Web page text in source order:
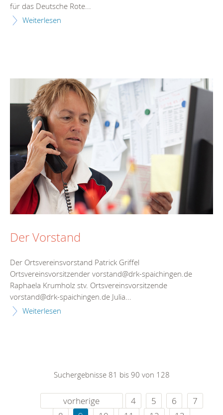
für das Deutsche Rote...
Weiterlesen
Der Vorstand
Der Ortsvereinsvorstand Patrick Griffel
Ortsvereinsvorsitzender vorstand@drk-spaichingen.de
Raphaela Krumholz stv. Ortsvereinsvorsitzende
vorstand@drk-spaichingen.de Julia...
Weiterlesen
Suchergebnisse 81 bis 90 von 128
vorherige 4 5 6
7